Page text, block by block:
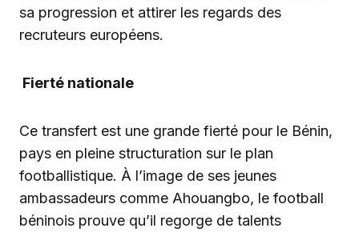
sa progression et attirer les regards des
recruteurs européens.
Fierté nationale
Ce transfert est une grande fierté pour le Bénin,
pays en pleine structuration sur le plan
footballistique. À l’image de ses jeunes
ambassadeurs comme Ahouangbo, le football
béninois prouve qu’il regorge de talents